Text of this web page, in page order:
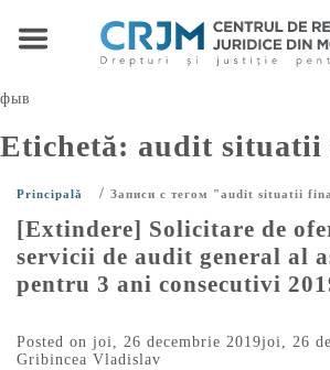
фыв
Etichetă: audit situatii
Principală / Записи с тегом "audit situatii
[Extindere] Solicitare de
servicii de audit general al
pentru 3 ani consecutivi
Posted on joi, 26 decembrie 2019joi, 26
Gribincea Vladislav